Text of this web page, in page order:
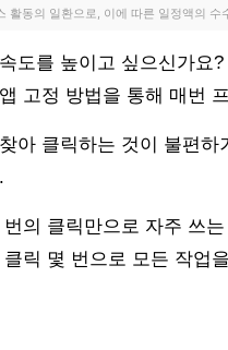
활동의 일환으로, 이에 따른 일정액의 수
도를 높이고 싶으신가요
고정 방법을 통해 매번
아 클릭하는 것이 불편
의 클릭만으로 자주 쓰
릭 몇 번으로 모든 작업